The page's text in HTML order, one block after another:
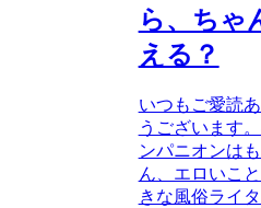
ら、ちゃ
える？
いつもご愛読
うございます
ンパニオンは
ん、エロいこ
きな風俗ライ